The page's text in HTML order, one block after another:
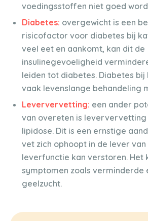
voedingsstoffen niet goed
Diabetes: overgewicht is een
risicofactor voor diabetes bij
veel eet en aankomt, kan dit de
insulinegevoeligheid
leiden tot diabetes. Diabetes
vaak levenslange behandeling
Leververvetting: een ander
van overeten is
lipidose. Dit is een ernstige
vet zich ophoopt in de lever
leverfunctie kan verstoren. Het
symptomen zoals verminderde
geelzucht.